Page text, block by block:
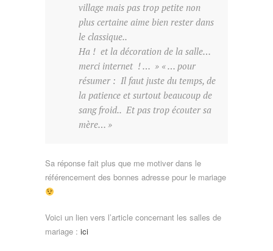
village mais pas trop petite non
plus certaine aime bien rester dans
le classique..
Ha ! et la décoration de la salle…
merci internet ! … » « … pour
résumer : Il faut juste du temps, de
la patience et surtout beaucoup de
sang froid.. Et pas trop écouter sa
mère… »
Sa réponse fait plus que me motiver dans le
référencement des bonnes adresse pour le mariage
Voici un lien vers l’article concernant les salles de
mariage : ici